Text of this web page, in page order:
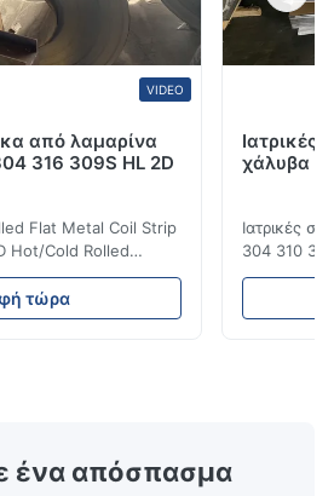
VIDEO
από λαμαρίνα
316 309S HL 2D
Flat Metal Coil Strip
Hot/Cold Rolled
304 316 309S 310
A240 Προδιαγραφές
Πηνίο /
τώρα
χάλυβα
Ιατρικές
304 310
χάλυβας
ένα απόσπασμα